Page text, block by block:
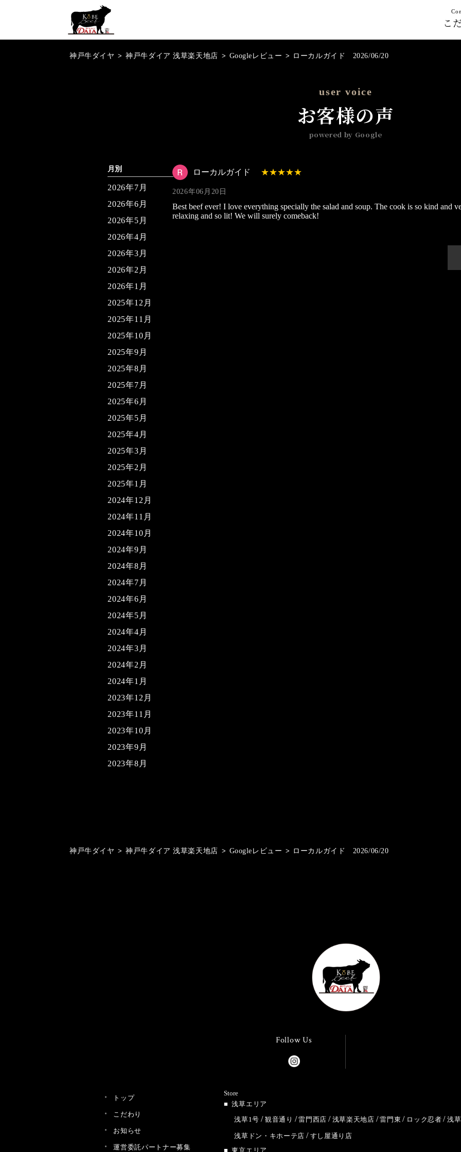
こ
神戸牛ダイヤ > 神戸牛ダイア 浅草楽天地店 > Googleレビュー > ローカルガイド 2026/06/20
user voice
お客様の声
powered by Google
ローカルガイド
2026年06月20日
Best beef ever! I love everything specially the salad and soup. The cook is so kind and
relaxing and so lit! We will surely comeback!
月別
2026年7月
2026年6月
2026年5月
2026年4月
2026年3月
2026年2月
2026年1月
2025年12月
2025年11月
2025年10月
2025年9月
2025年8月
2025年7月
2025年6月
2025年5月
2025年4月
2025年3月
2025年2月
2025年1月
2024年12月
2024年11月
2024年10月
2024年9月
2024年8月
2024年7月
2024年6月
2024年5月
2024年4月
2024年3月
2024年2月
2024年1月
2023年12月
2023年11月
2023年10月
2023年9月
2023年8月
神戸牛ダイヤ > 神戸牛ダイア 浅草楽天地店 > Googleレビュー > ローカルガイド 2026/06/20
Follow Us
トップ
こだわり
お知らせ
運営委託パートナー募集
Store
浅草エリア
浅草1号
観音通り 雷門西店 浅草楽天地店 雷門東 ロック忍者 浅
浅草ドン・キホーテ店
すし屋通り店
東京エリア